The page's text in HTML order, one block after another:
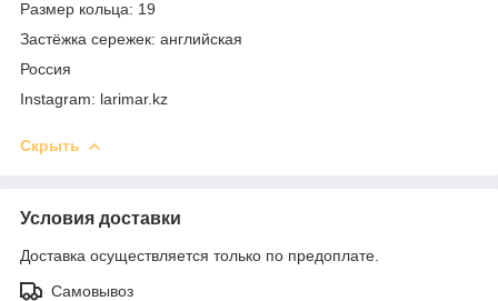
Размер кольца: 19
Застёжка сережек: английская
Россия
Instagram: larimar.kz
Скрыть
Условия доставки
Доставка осуществляется только по предоплате.
Самовывоз